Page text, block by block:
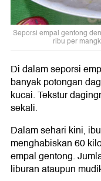
Seporsi empal gentong
ribu per
Di dalam seporsi
banyak potongan
kucai. Tekstur
sekali.
Dalam sehari kini,
menghabiskan 60
empal gentong.
liburan ataupun